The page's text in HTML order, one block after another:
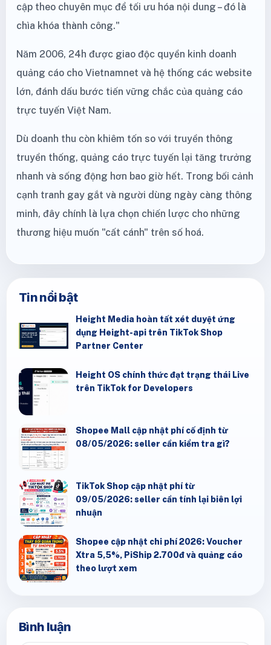
cập theo chuyên mục để tối ưu hóa nội dung – đó là
chìa khóa thành công."
Năm 2006, 24h được giao độc quyền kinh doanh
quảng cáo cho Vietnamnet và hệ thống các website
lớn, đánh dấu bước tiến vững chắc của quảng cáo
trực tuyến Việt Nam.
Dù doanh thu còn khiêm tốn so với truyền thông
truyền thống, quảng cáo trực tuyến lại tăng trưởng
nhanh và sống động hơn bao giờ hết. Trong bối cảnh
cạnh tranh gay gắt và người dùng ngày càng thông
minh, đây chính là lựa chọn chiến lược cho những
thương hiệu muốn "cất cánh" trên số hoá.
Tin nổi bật
Height Media hoàn tất xét duyệt ứng
dụng Height-api trên TikTok Shop
Partner Center
Height OS chính thức đạt trạng thái Live
trên TikTok for Developers
Shopee Mall cập nhật phí cố định từ
08/05/2026: seller cần kiểm tra gì?
TikTok Shop cập nhật phí từ
09/05/2026: seller cần tính lại biên lợi
nhuận
Shopee cập nhật chi phí 2026: Voucher
Xtra 5,5%, PiShip 2.700đ và quảng cáo
theo lượt xem
Bình luận